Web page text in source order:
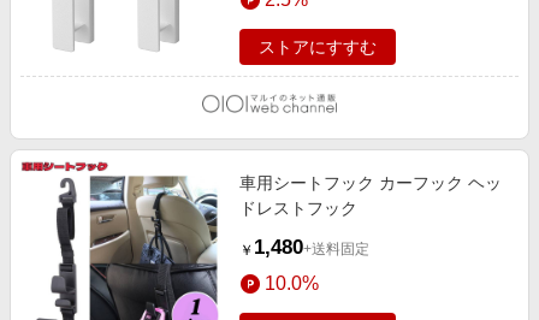
ストアにすすむ
車用シートフック カーフック ヘッ
ドレストフック
￥ 1,480+送料固定
10.0%